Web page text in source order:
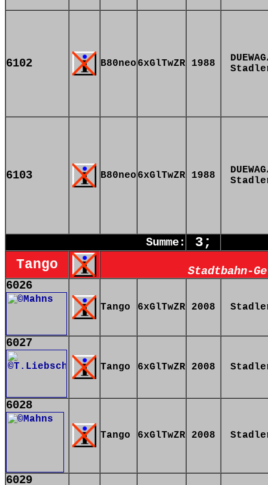
6102 B80neo 6xGlTwZR 1988
6103 B80neo 6xGlTwZR 1988
Summe:
3;
Tango
Stadtbahn-
6026
Tango 6xGlTwZR 2008
6027
Tango 6xGlTwZR 2008
6028
Tango 6xGlTwZR 2008
6029